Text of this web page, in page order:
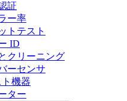
証
ー率
トテスト
ID
クリーニング
ーセンサ
機器
ター